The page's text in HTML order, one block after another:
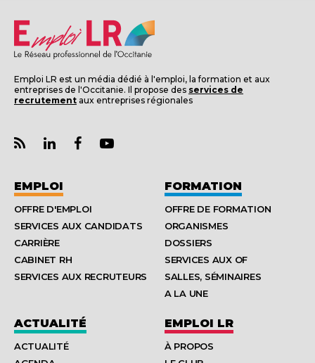
Emploi LR est un média dédié à l'emploi, la formation et aux
entreprises de l'Occitanie. Il propose des services de
recrutement aux entreprises régionales
EMPLOI
OFFRE D'EMPLOI
SERVICES AUX CANDIDATS
CARRIÈRE
CABINET RH
SERVICES AUX RECRUTEURS
FORMATION
OFFRE DE FORMATION
ORGANISMES
DOSSIERS
SERVICES AUX OF
SALLES, SÉMINAIRES
A LA UNE
ACTUALITÉ
ACTUALITÉ
EMPLOI LR
À PROPOS